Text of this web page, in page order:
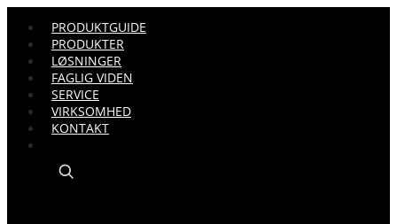
PRODUKTGUIDE
PRODUKTER
LØSNINGER
FAGLIG VIDEN
SERVICE
VIRKSOMHED
KONTAKT